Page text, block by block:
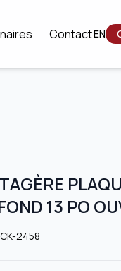
ContactEN
13 PO
2458